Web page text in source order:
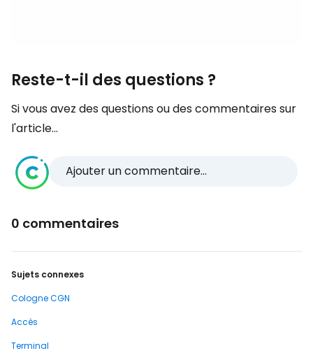
Reste-t-il des questions ?
Si vous avez des questions ou des commentaires sur
l'article...
Ajouter un commentaire...
0 commentaires
Sujets connexes
Cologne CGN
Accès
Terminal